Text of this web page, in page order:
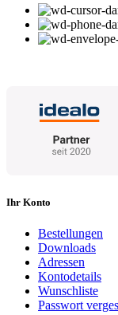
Ihr Konto
Bestellungen
Downloads
Adressen
Kontodetails
Wunschliste
Passwort